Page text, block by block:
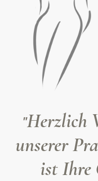
"Herzlich
unserer
ist Ihre